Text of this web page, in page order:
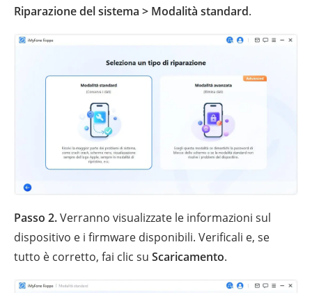
Riparazione del sistema > Modalità standard.
Passo 2.Verranno visualizzate le informazioni sul
dispositivo e i firmware disponibili. Verificali e, se
tutto è corretto, fai clic su Scaricamento.